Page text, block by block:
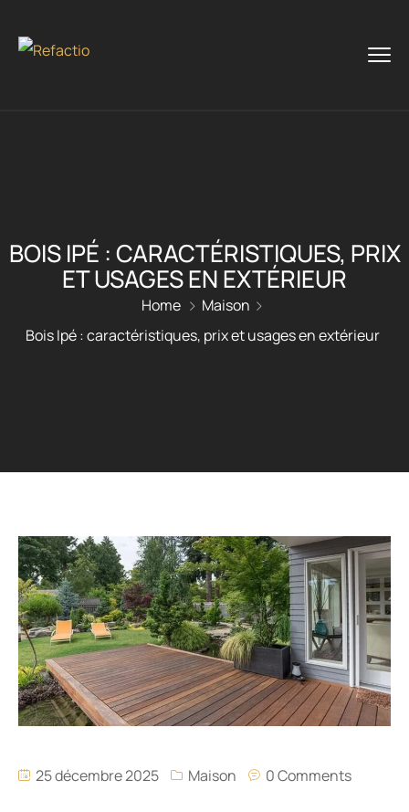
BOIS IPÉ : CARACTÉRISTIQUES, PRIX
ET USAGES EN EXTÉRIEUR
Home
Maison
Bois Ipé : caractéristiques, prix et usages en extérieur
25 décembre 2025 Maison 0 Comments